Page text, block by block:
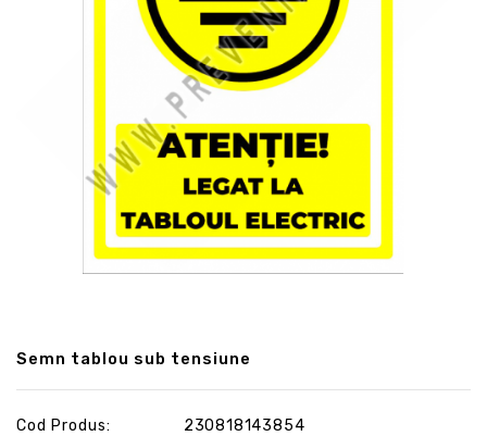
Semn tablou sub tensiune
Cod Produs:
230818143854